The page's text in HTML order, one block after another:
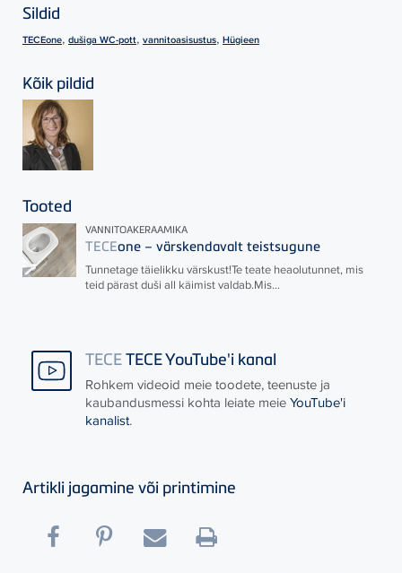
Sildid
TECEone, dušiga WC-pott, vannitoasisustus, Hügieen
Kõik pildid
Tooted
VANNITOAKERAAMIKA
TECEone – värskendavalt teistsugune
Tunnetage täielikku värskust!Te teate heaolutunnet, mis
teid pärast duši all käimist valdab.Mis...
TECETECE YouTube'i kanal
Rohkem videoid meie toodete, teenuste ja
kaubandusmessi kohta leiate meieYouTube'i
kanalist.
Artikli jagamine või printimine